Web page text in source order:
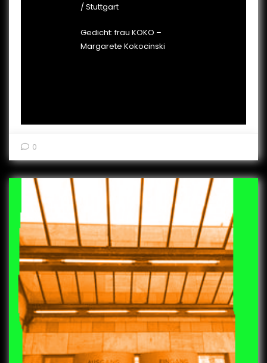
/ Stuttgart
Gedicht: frau KOKO –
Margarete Kokocinski
0